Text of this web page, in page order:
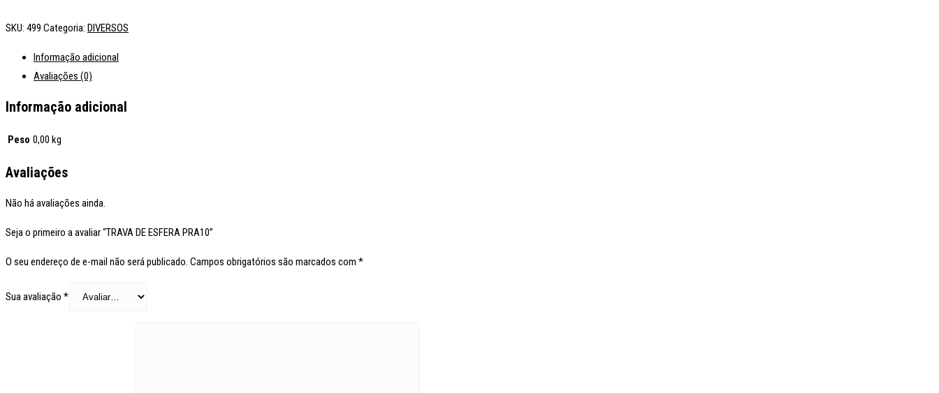
SKU: 499 Categoria: DIVERSOS
Informação adicional
Avaliações (0)
Informação adicional
Peso 0,00 kg
Avaliações
Não há avaliações ainda.
Seja o primeiro a avaliar “TRAVA DE ESFERA PRA10”
O seu endereço de e-mail não será publicado. Campos obrigatórios são marcados com *
Sua avaliação *